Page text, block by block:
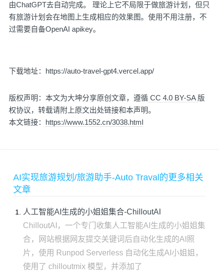
由ChatGPT去自动完成。 理论上它不局限于做旅游计划，但只
有旅游计划会在地图上生成相应的效果图。使用不用注册，不
过需要自备OpenAI apikey。
下载地址：https://auto-travel-gpt4.vercel.app/
版权声明：本文为大坤分享原创文章，遵循 CC 4.0 BY-SA 版
权协议，转载请附上原文出处链接和本声明。
本文链接： https://www.1552.cn/3038.html
AI实现旅游规划/旅游助手-Auto Traval的更多相关
文章
人工智能AI生成的小姐姐集合-ChilloutAI
ChilloutAI，一个专门收集人工智能AI生成的小姐姐集
合，网站根据网友提交关键词后自动化生成的AI照
片，使用 Runpod Serverless 自动化生成AI小姐姐，
使用了 chilloutmix 模型，并添加了